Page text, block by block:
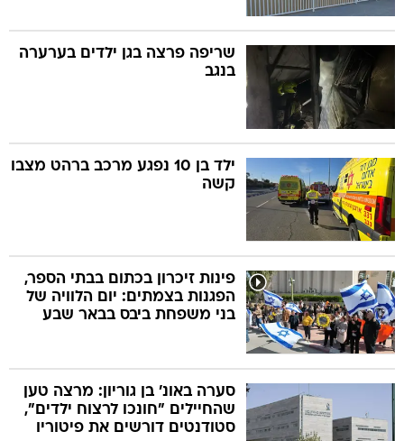
שריפה פרצה בגן ילדים בערערה
בנגב
ילד בן 10 נפגע מרכב ברהט מצבו
קשה
פינות זיכרון בכתום בבתי הספר,
הפגנות בצמתים: יום הלוויה של
בני משפחת ביבס בבאר שבע
סערה באונ' בן גוריון: מרצה טען
שהחיילים "חונכו לרצוח ילדים",
סטודנטים דורשים את פיטוריו